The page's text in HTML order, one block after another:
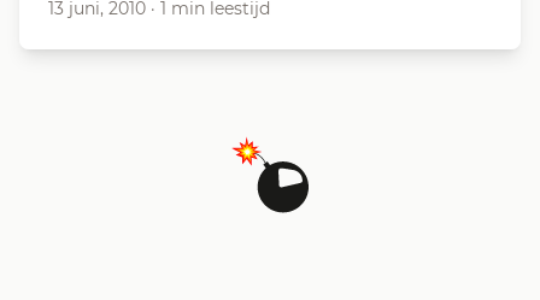
13 juni, 2010 · 1 min leestijd